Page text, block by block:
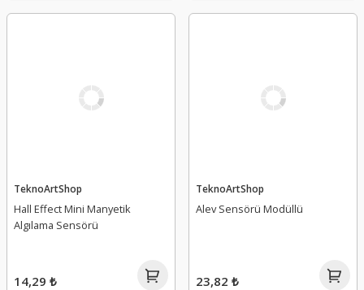
TeknoArtShop
Hall Effect Mini Manyetik
Algılama Sensörü
14,29 ₺
TeknoArtShop
Alev Sensörü Modüllü
23,82 ₺